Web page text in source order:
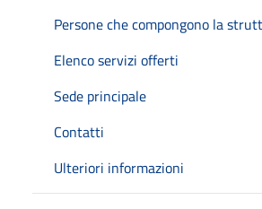
Persone che compongono la
Elenco servizi offerti
Sede principale
Contatti
Ulteriori informazioni